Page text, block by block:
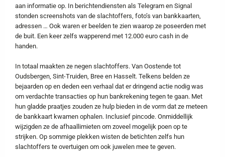
aan informatie op. In berichtendiensten als Telegram en Signal
stonden screenshots van de slachtoffers, foto’s van bankkaarten,
adressen … Ook waren er beelden te zien waarop ze poseerden met
de buit. Een keer zelfs wapperend met 12.000 euro cash in de
handen.
In totaal maakten ze negen slachtoffers. Van Oostende tot
Oudsbergen, Sint-Truiden, Bree en Hasselt. Telkens belden ze
bejaarden op en deden een verhaal dat er dringend actie nodig was
om verdachte transacties op hun bankrekening tegen te gaan. Met
hun gladde praatjes zouden ze hulp bieden in de vorm dat ze meteen
de bankkaart kwamen ophalen. Inclusief pincode. Onmiddellijk
wijzigden ze de afhaallimieten om zoveel mogelijk poen op te
strijken. Op sommige plekken wisten de betichten zelfs hun
slachtoffers te overtuigen om ook juwelen mee te geven.